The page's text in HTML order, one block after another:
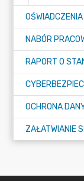
NABÓR
RAPORT O
OCHRONA
ZAŁATWIANIE